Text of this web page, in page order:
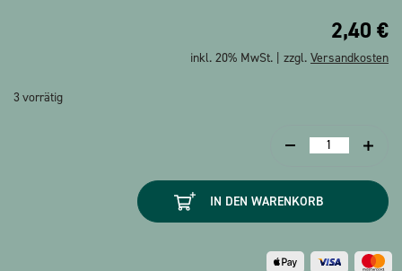
2,40 €
inkl. 20% MwSt. | zzgl. Versandkosten
3 vorrätig
Sticker
Menge
IN DEN WARENKORB